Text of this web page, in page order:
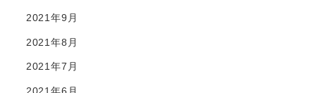
2021年9月
2021年8月
2021年7月
2021年6月